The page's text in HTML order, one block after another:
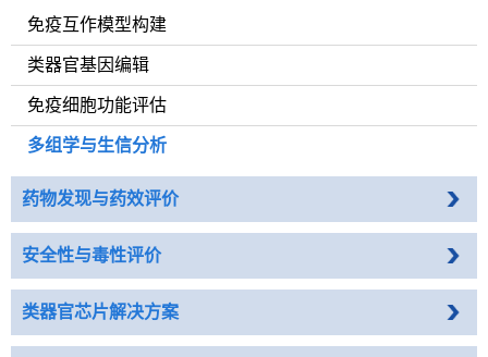
免疫互作模型构建
类器官基因编辑
免疫细胞功能评估
多组学与生信分析
药物发现与药效评价
安全性与毒性评价
类器官芯片解决方案